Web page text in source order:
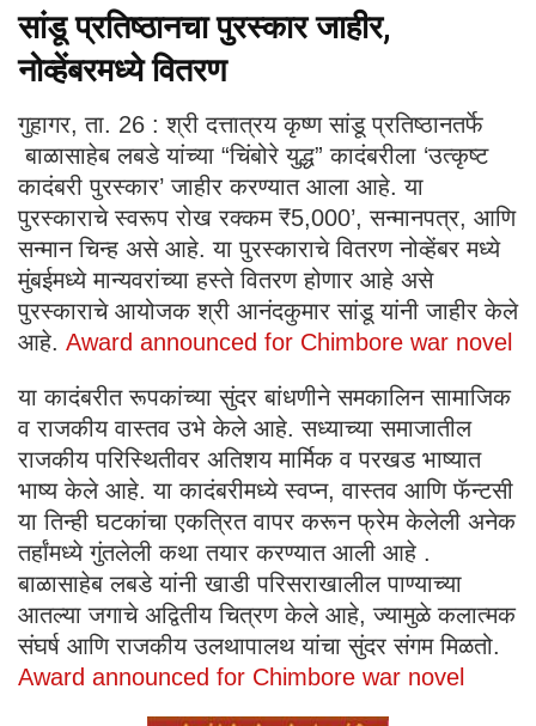
सांडू प्रतिष्ठानचा पुरस्कार जाहीर,
नोव्हेंबरमध्ये वितरण
गुहागर, ता. 26 : श्री दत्तात्रय कृष्ण सांडू प्रतिष्ठानतर्फे
बाळासाहेब लबडे यांच्या “चिंबोरे युद्ध” कादंबरीला ‘उत्कृष्ट
कादंबरी पुरस्कार’ जाहीर करण्यात आला आहे. या
पुरस्काराचे स्वरूप रोख रक्कम ₹5,000’, सन्मानपत्र, आणि
सन्मान चिन्ह असे आहे. या पुरस्काराचे वितरण नोव्हेंबर मध्ये
मुंबईमध्ये मान्यवरांच्या हस्ते वितरण होणार आहे असे
पुरस्काराचे आयोजक श्री आनंदकुमार सांडू यांनी जाहीर केले
आहे. Award announced for Chimbore war novel
या कादंबरीत रूपकांच्या सुंदर बांधणीने समकालिन सामाजिक
व राजकीय वास्तव उभे केले आहे. सध्याच्या समाजातील
राजकीय परिस्थितीवर अतिशय मार्मिक व परखड भाष्यात
भाष्य केले आहे. या कादंबरीमध्ये स्वप्न, वास्तव आणि फॅन्टसी
या तिन्ही घटकांचा एकत्रित वापर करून फ्रेम केलेली अनेक
तर्हांमध्ये गुंतलेली कथा तयार करण्यात आली आहे .
बाळासाहेब लबडे यांनी खाडी परिसराखालील पाण्याच्या
आतल्या जगाचे अद्वितीय चित्रण केले आहे, ज्यामुळे कलात्मक
संघर्ष आणि राजकीय उलथापालथ यांचा सुंदर संगम मिळतो.
Award announced for Chimbore war novel